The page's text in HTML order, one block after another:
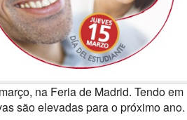
na Feria de Madrid. Tendo em
são elevadas para o próximo ano.